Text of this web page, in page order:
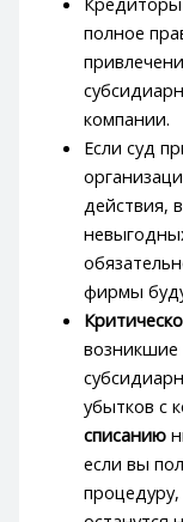
полное
компании.
Если суд
действия,
фирмы
возникшие
убытков с
списанию
если вы